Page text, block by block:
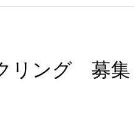
リング 募集